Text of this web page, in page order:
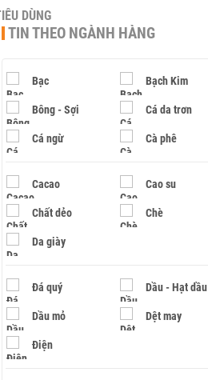
DÙNG
TIN THEO NGÀNH HÀNG
Bạc Bạch Kim
Bông - Sợi Cá da trơn
Cá ngừ Cà phê
Cacao Cao su
Chất dẻo Chè
Da giày
Đá quý Dầu - Hạt dầu
Dầu mỏ Dệt may
Điện